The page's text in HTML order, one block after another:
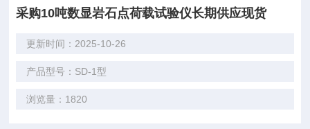
采购10吨数显岩石点荷载试验仪长期供应现货
更新时间：2025-10-26
产品型号：SD-1型
浏览量：1820